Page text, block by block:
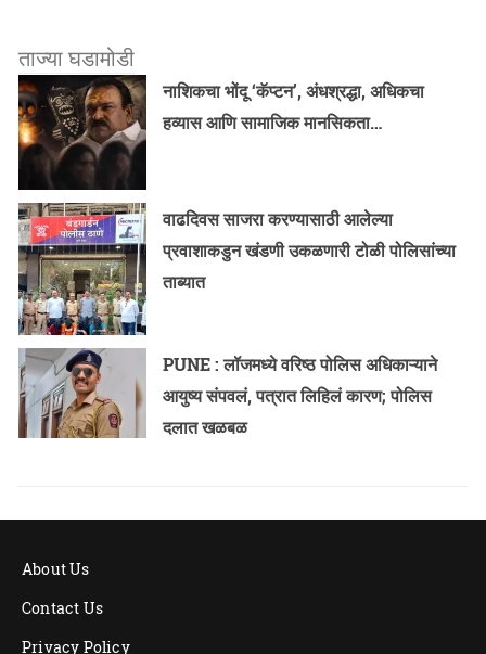
ताज्या घडामोडी
नाशिकचा भोंदू ‘कॅप्टन’, अंधश्रद्धा, अधिकचा
हव्यास आणि सामाजिक मानसिकता…
वाढदिवस साजरा करण्यासाठी आलेल्या
प्रवाशाकडुन खंडणी उकळणारी टोळी पोलिसांच्या
ताब्यात
PUNE : लॉजमध्ये वरिष्ठ पोलिस अधिकाऱ्याने
आयुष्य संपवलं, पत्रात लिहिलं कारण; पोलिस
दलात खळबळ
About Us
Contact Us
Privacy Policy